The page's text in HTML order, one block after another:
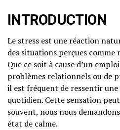
INTRODUCTION
Le stress est une réaction
des situations perçues comme
Que ce soit à cause d’un
problèmes relationnels ou de
il est fréquent de ressentir une
quotidien. Cette sensation
souvent, nous nous
état de calme.